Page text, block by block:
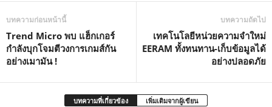
บทความก่อนหน้านี้
Trend Micro พบ แฮ็กเกอร์
กำลังบุกโจมตีวงการเกมส์กัน
อย่างเมามัน !
บทความถัดไป
เทคโนโลยีหน่วยความจำใหม่
EERAM ทั้งทนทาน-เก็บข้อมูลได้
อย่างปลอดภัย
บทความที่เกี่ยวข้อง เพิ่มเติมจากผู้เขียน